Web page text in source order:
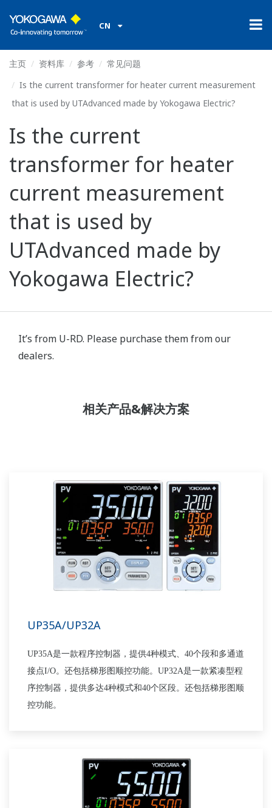
CN
主页 资料库 参考
常见问题
Is the current transformer for heater current measurement
that is used by UTAdvanced made by Yokogawa Electric?
Is the current
transformer for heater
current measurement
that is used by
UTAdvanced made by
Yokogawa Electric?
It’s from U-RD. Please purchase them from our
dealers.
相关产品&解决方案
UP35A/UP32A
UP35A是一款程序控制器，提供4种模式、40个段和多通道
接点I/O。还包括梯形图顺控功能。UP32A是一款紧凑型程
序控制器，提供多达4种模式和40个区段。还包括梯形图顺
控功能。